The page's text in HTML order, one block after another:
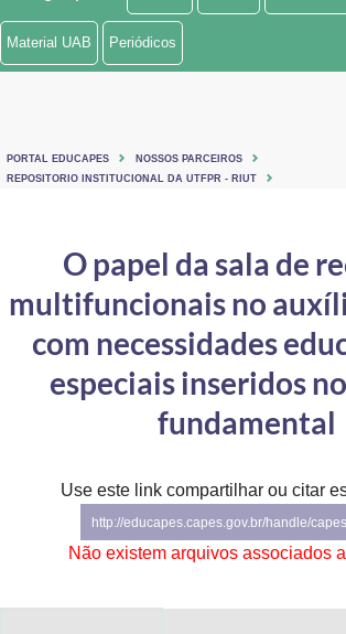
Ministério de Minas e Energia
Ministério do Turismo
Controladoria-Geral da União
Advocacia-Geral da União
Banco Central do Brasil
Planalto
Material UAB Periódicos
PORTAL EDUCAPES
NOSSOS PARCEIROS
REPOSITORIO INSTITUCIONAL DA UTFPR - RIUT
O papel da sala de
multifuncionais no
com necessidades
especiais inseridos
fundamental
Use este link compartilhar ou citar
http://educapes.capes.gov.br/handle/
Não existem arquivos associados